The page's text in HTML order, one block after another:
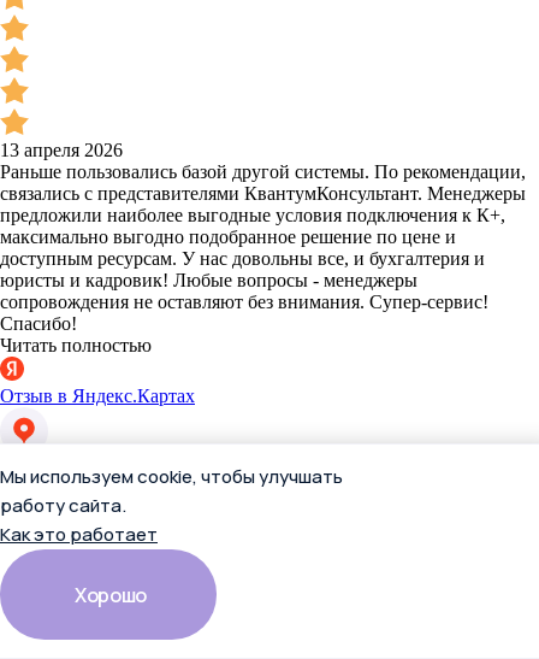
13 апреля 2026
Раньше пользовались базой другой системы. По рекомендации,
связались с представителями КвантумКонсультант. Менеджеры
предложили наиболее выгодные условия подключения к К+,
максимально выгодно подобранное решение по цене и
доступным ресурсам. У нас довольны все, и бухгалтерия и
юристы и кадровик! Любые вопросы - менеджеры
сопровождения не оставляют без внимания. Супер-сервис!
Спасибо!
Читать полностью
Отзыв в Яндекс.Картах
Екатерина П.
Мы используем cookie, чтобы улучшать
работу сайта.
Как это работает
Хорошо